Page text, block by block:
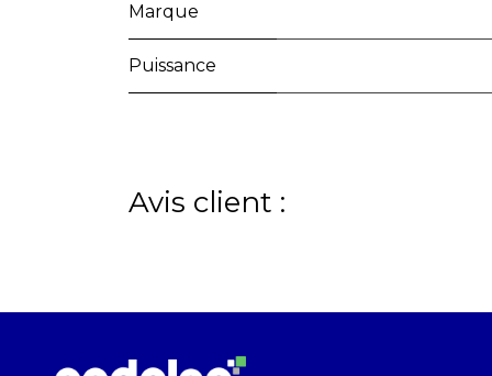
Marque
Puissance
Avis client :